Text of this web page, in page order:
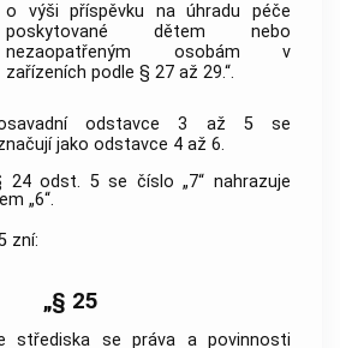
o výši příspěvku na úhradu péče
poskytované dětem nebo
nezaopatřeným osobám v
zařízeních podle § 27 až 29.“.
odstavce 3 až 5 se
jako odstavce 4 až 6.
24 odst. 5 se číslo „7“ nahrazuje
„6“.
zní:
„§ 25
střediska se práva a povinnosti